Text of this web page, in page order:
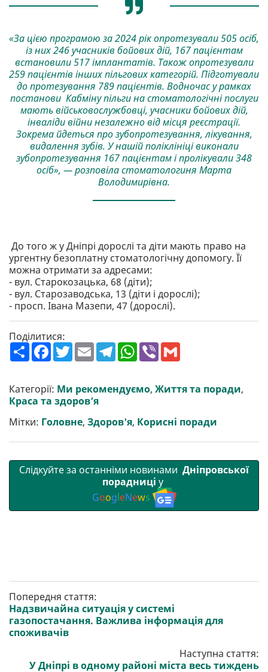
«За цією програмою за 2024 рік опротезували 505 осіб,
із них 246 учасників бойових дій, 167 пацієнтам
встановили 517 імплантатів. Також опротезували
259 пацієнтів інших пільгових категорій. Підготували
до протезування 789 пацієнтів. Водночас у рамках
постанови Кабміну пільги на стоматологічні послуги
мають військовослужбовці, учасники бойових дій,
інваліди війни незалежно від місця реєстрації.
Зокрема йдеться про зубопротезування, лікування,
видалення зубів. У нашій поліклініці виконали
зубопротезування 167 пацієнтам і пролікували 348
осіб», — розповіла стоматологиня Марта
Володимирівна.
До того ж у Дніпрі дорослі та діти мають право на
ургентну безоплатну стоматологічну допомогу. Її
можна отримати за адресами:
- вул. Старокозацька, 68 (діти);
- вул. Старозаводська, 13 (діти і дорослі);
- просп. Івана Мазепи, 47 (дорослі).
Поділитися:
П
о
р
и
т
F
a
b
o
o
T
w
e
r
E
m
l
T
e
g
r
W
h
s
A
V
r l
Категорії: Ми рекомендуємо, Життя та поради,
Краса та здоров’я
Мітки: Головне, Здоров'я, Корисні поради
Слідкуйте за останніми новинами Дніпровської
порадниці у
GoogleNews
Попередня стаття:
Надзвичайна ситуація у системі
газопостачання. Важлива інформація для
споживачів
Наступна стаття:
У Дніпрі в одному районі міста весь тиждень